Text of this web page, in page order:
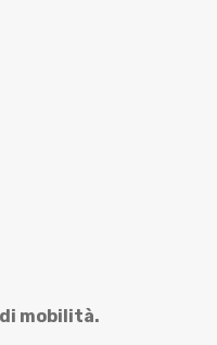
mobilità.